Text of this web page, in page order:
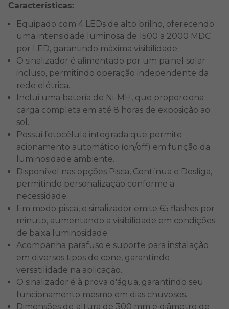
Características:
Equipado com 4 LEDs de alto brilho, oferecendo
uma intensidade luminosa de 1500 a 2000 MDC
por LED, garantindo máxima visibilidade.
O sinalizador é alimentado por um painel solar
incluso, permitindo operação independente da
rede elétrica.
Inclui uma bateria de Ni-MH, que proporciona
carga completa em até 8 horas de exposição ao
sol.
Possui fotocélula integrada que permite
acionamento automático (on/off) em função da
luminosidade ambiente.
Disponível nas opções Pisca, Contínua e Desliga,
permitindo personalização conforme a
necessidade.
Em modo pisca, o sinalizador emite 65 flashes por
minuto, aumentando a visibilidade em condições
de baixa luminosidade.
Acompanha parafuso e suporte para instalação
em diversos tipos de cone, garantindo
versatilidade na aplicação.
O sinalizador é à prova d'água, garantindo seu
funcionamento mesmo em dias chuvosos.
Dimensões de altura de 300 mm e diâmetro de